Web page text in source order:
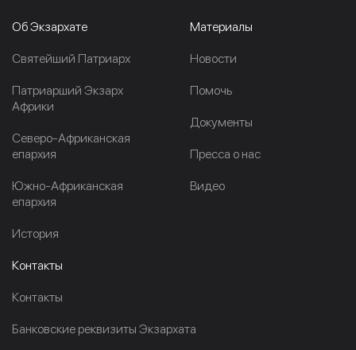
Об Экзархате
Cвятейший Патриарх
Патриарший Экзарх
Африки
Северо-Африканская
епархия
Южно-Африканская
епархия
История
Материалы
Новости
Помочь
Документы
Пресса о нас
Видео
Контакты
Контакты
Банковские реквизиты Экзархата